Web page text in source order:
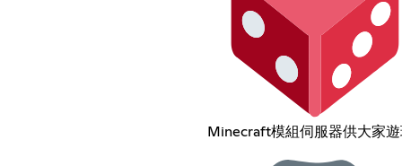
Minecraft模組伺服器供大家遊